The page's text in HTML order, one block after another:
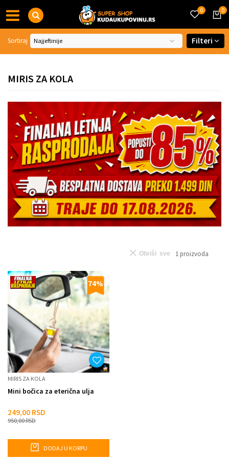
0
0
MIRIS ZA KOLA
Sortiraj Filteri
1 proizvoda
Obriši sve
74%
MIRIS ZA KOLA
Mini bočica za eterična ulja
249,00 RSD
950,00RSD
DODAJ U KORPU